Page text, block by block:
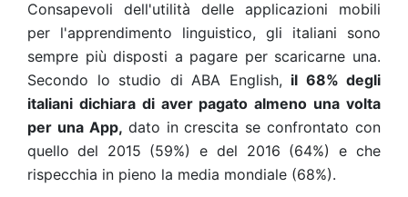
Consapevoli dell'utilità delle applicazioni mobili
per l'apprendimento linguistico, gli italiani sono
sempre più disposti a pagare per scaricarne una.
Secondo lo studio di ABA English, il 68% degli
italiani dichiara di aver pagato almeno una volta
per una App, dato in crescita se confrontato con
quello del 2015 (59%) e del 2016 (64%) e che
rispecchia in pieno la media mondiale (68%).